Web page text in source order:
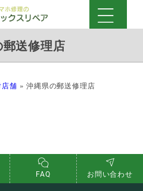
送修理店
舗 »沖縄県の郵送修理店
FAQ お問い合わせ